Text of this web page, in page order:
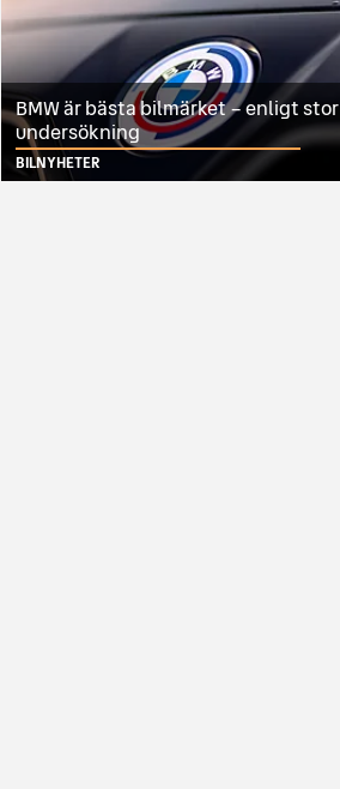
BMW är bästa bilmärket – enligt stor
undersökning
BILNYHETER